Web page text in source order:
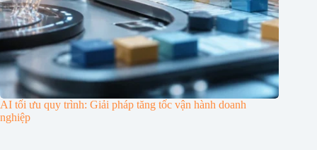
AI tối ưu quy trình: Giải pháp tăng tốc vận hành doanh
nghiệp